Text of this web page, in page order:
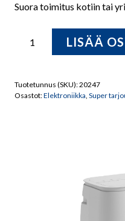
Suora toimitus kotiin tai
Brezza
WiFi
LISÄÄ
Tuotetunnus (SKU):20247
Osastot:Elektroniikka, Super